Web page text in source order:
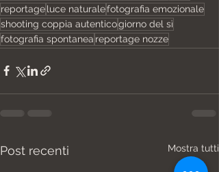
reportageluce naturalefotografia emozionale
shooting coppia autenticogiorno del sì
fotografia spontanea reportage nozze
Post recenti Mostra tutti